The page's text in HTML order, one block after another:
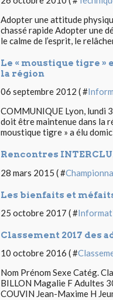
Adopter une attitude
chassé rapide Adopter une
le calme de l’esprit, le
Le « moustique tigre »
la région
06 septembre 2012 ( #
COMMUNIQUE Lyon, lundi
doit être maintenue dans la
moustique tigre » a élu
Rencontres
28 mars 2015 ( #
Les bienfaits et
25 octobre 2017 ( #
Classement 2017 des
10 octobre 2016 ( #
Nom Prénom Sexe Catég.
BILLON Magalie F Adultes
COUVIN Jean-Maxime H